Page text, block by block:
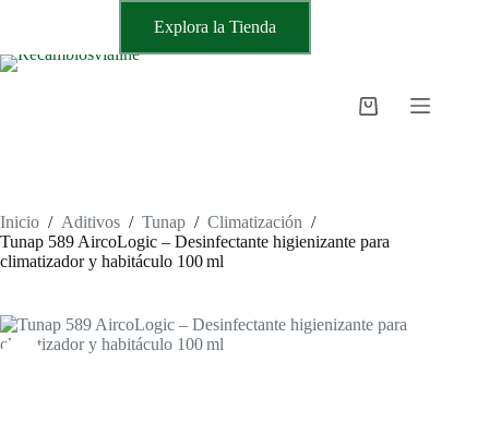
Explora la Tienda
Carro
Inicio / Aditivos / Tunap / Climatización /
Tunap 589 AircoLogic – Desinfectante higienizante para
climatizador y habitáculo 100 ml